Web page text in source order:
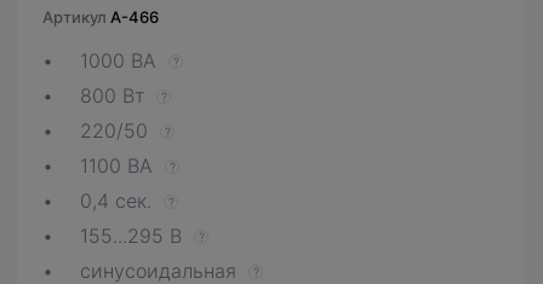
Артикул A-466
1000 ВА ?
800 Вт ?
220/50 ?
1100 ВА ?
0,4 сек. ?
155...295 В ?
синусоидальная ?